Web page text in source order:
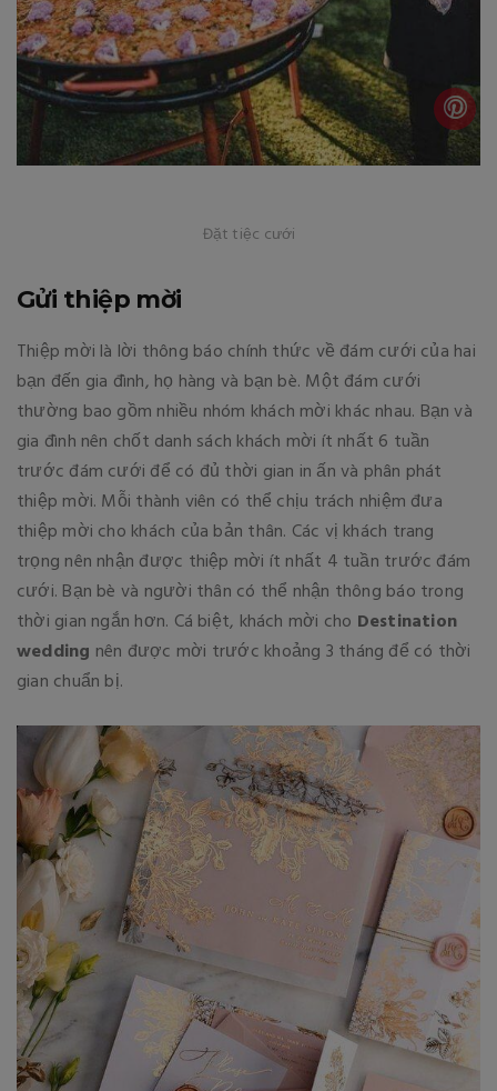
Đặt tiệc cưới
Gửi thiệp mời
Thiệp mời là lời thông báo chính thức về đám cưới của hai
bạn đến gia đình, họ hàng và bạn bè. Một đám cưới
thường bao gồm nhiều nhóm khách mời khác nhau. Bạn và
gia đình nên chốt danh sách khách mời ít nhất 6 tuần
trước đám cưới để có đủ thời gian in ấn và phân phát
thiệp mời. Mỗi thành viên có thể chịu trách nhiệm đưa
thiệp mời cho khách của bản thân. Các vị khách trang
trọng nên nhận được thiệp mời ít nhất 4 tuần trước đám
cưới. Bạn bè và người thân có thể nhận thông báo trong
thời gian ngắn hơn. Cá biệt, khách mời cho Destination
wedding nên được mời trước khoảng 3 tháng để có thời
gian chuẩn bị.